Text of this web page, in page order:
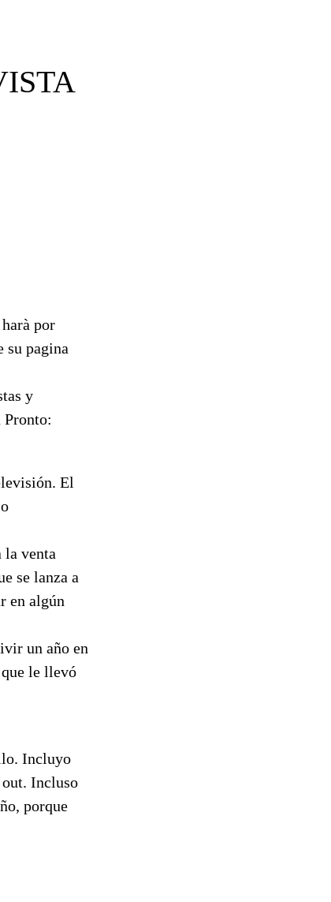
por
su pagina
y
Pronto:
El
la venta
se lanza a
en algún
un año en
le llevó
Incluyo
Incluso
porque